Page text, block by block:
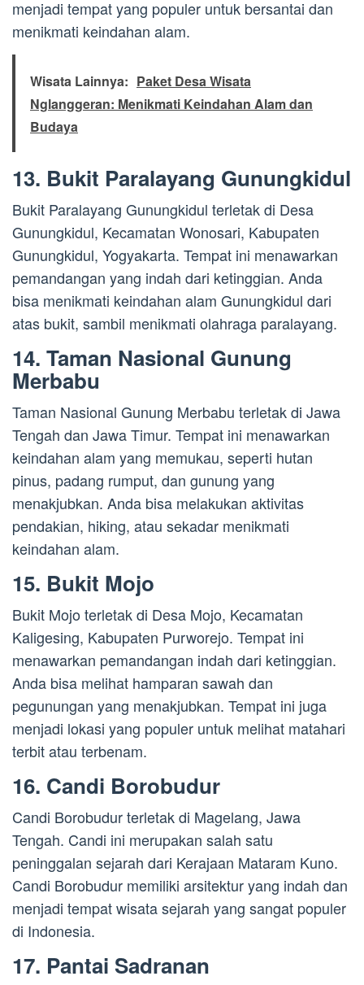
menjadi tempat yang populer untuk bersantai dan
menikmati keindahan alam.
Wisata Lainnya: Paket Desa Wisata
Nglanggeran: Menikmati Keindahan Alam dan
Budaya
13. Bukit Paralayang Gunungkidul
Bukit Paralayang Gunungkidul terletak di Desa
Gunungkidul, Kecamatan Wonosari, Kabupaten
Gunungkidul, Yogyakarta. Tempat ini menawarkan
pemandangan yang indah dari ketinggian. Anda
bisa menikmati keindahan alam Gunungkidul dari
atas bukit, sambil menikmati olahraga paralayang.
14. Taman Nasional Gunung
Merbabu
Taman Nasional Gunung Merbabu terletak di Jawa
Tengah dan Jawa Timur. Tempat ini menawarkan
keindahan alam yang memukau, seperti hutan
pinus, padang rumput, dan gunung yang
menakjubkan. Anda bisa melakukan aktivitas
pendakian, hiking, atau sekadar menikmati
keindahan alam.
15. Bukit Mojo
Bukit Mojo terletak di Desa Mojo, Kecamatan
Kaligesing, Kabupaten Purworejo. Tempat ini
menawarkan pemandangan indah dari ketinggian.
Anda bisa melihat hamparan sawah dan
pegunungan yang menakjubkan. Tempat ini juga
menjadi lokasi yang populer untuk melihat matahari
terbit atau terbenam.
16. Candi Borobudur
Candi Borobudur terletak di Magelang, Jawa
Tengah. Candi ini merupakan salah satu
peninggalan sejarah dari Kerajaan Mataram Kuno.
Candi Borobudur memiliki arsitektur yang indah dan
menjadi tempat wisata sejarah yang sangat populer
di Indonesia.
17. Pantai Sadranan